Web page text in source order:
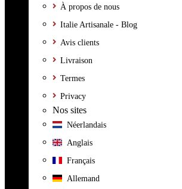
À propos de nous
Italie Artisanale - Blog
Avis clients
Livraison
Termes
Privacy
Nos sites
Néerlandais
Anglais
Français
Allemand